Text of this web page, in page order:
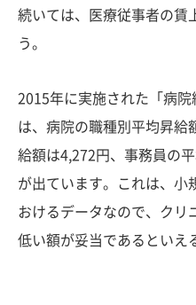
続いては、医療従事者の賃
う。
2015年に実施された「病
は、病院の職種別平均昇給
給額は4,272円、事務員の
が出ています。これは、小
おけるデータなので、クリ
低い額が妥当であるといえ